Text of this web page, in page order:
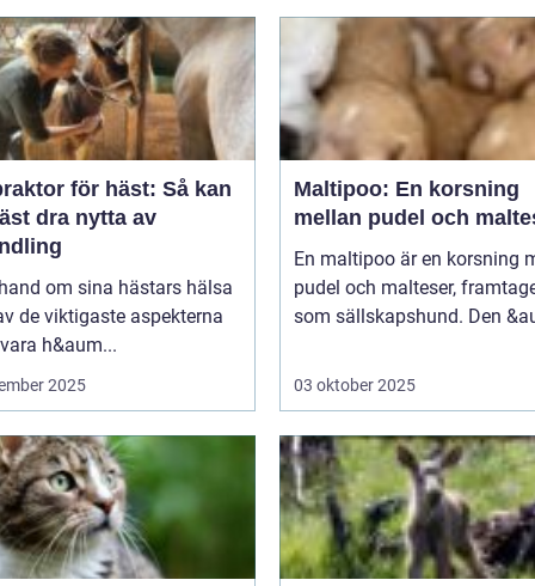
för häst: Så kan
dra nytta av
om sina hästars hälsa
de viktigaste aspekterna
h&aum...
2025
Maltipoo: En korsning
mellan pudel och
En maltipoo är en korsning
pudel och malteser,
som sällskapshund. Den
03 oktober 2025